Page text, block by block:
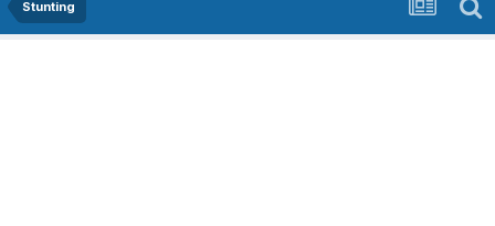
Stunting